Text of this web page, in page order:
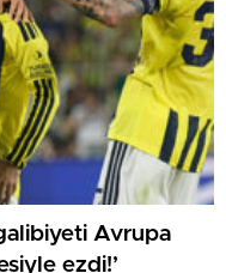
Avrupa
ezdi!’